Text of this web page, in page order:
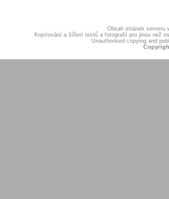
Obsah stránek serveru
Kopírování a šíření textů a fotografií pro jinou než
Unauthorised copying and